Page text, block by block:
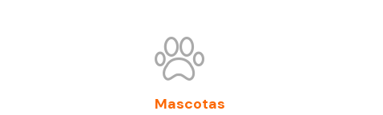
Mascotas